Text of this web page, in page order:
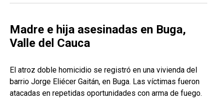
Madre e hija asesinadas en Buga,
Valle del Cauca
El atroz doble homicidio se registró en una vivienda del
barrio Jorge Eliécer Gaitán, en Buga. Las víctimas fueron
atacadas en repetidas oportunidades con arma de fuego.